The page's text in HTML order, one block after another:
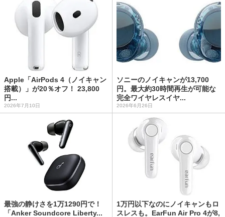
Apple「AirPods 4（ノイキャン
搭載）」が20％オフ！ 23,800
円...
2026年7月10日
ソニーのノイキャンが13,700
円。最大約30時間再生が可能な
完全ワイヤレスイヤ...
2026年6月26日
最強の静けさを1万1290円で！
「Anker Soundcore Liberty...
1万円以下なのにノイキャンもロ
スレスも。EarFun Air Pro 4が8,